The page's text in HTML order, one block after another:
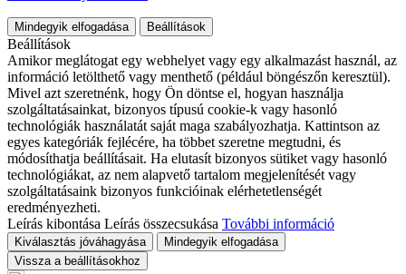
Mindegyik elfogadása Beállítások
Beállítások
Amikor meglátogat egy webhelyet vagy egy alkalmazást használ, az
információ letölthető vagy menthető (például böngészőn keresztül).
Mivel azt szeretnénk, hogy Ön döntse el, hogyan használja
szolgáltatásainkat, bizonyos típusú cookie-k vagy hasonló
technológiák használatát saját maga szabályozhatja. Kattintson az
egyes kategóriák fejlécére, ha többet szeretne megtudni, és
módosíthatja beállításait. Ha elutasít bizonyos sütiket vagy hasonló
technológiákat, az nem alapvető tartalom megjelenítését vagy
szolgáltatásaink bizonyos funkcióinak elérhetetlenségét
eredményezheti.
Leírás kibontása Leírás összecsukása További információ
Kiválasztás jóváhagyása
Mindegyik elfogadása
Vissza a beállításokhoz